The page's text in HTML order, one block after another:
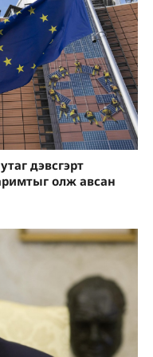
дэвсгэрт
олж авсан